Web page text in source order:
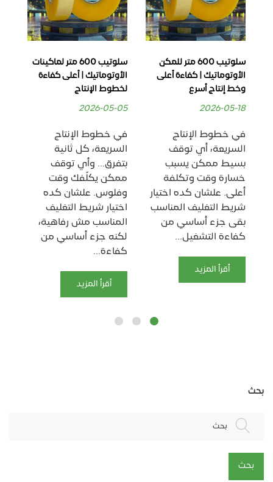
سلوتيب 600 متر للمكن
الأوتوماتيك | كفاءة أعلى
وخط إنتاج أسرع
2026-05-18
في خطوط الإنتاج
السريعة، أي توقف
بسيط ممكن يسبب
خسارة وقت وتكلفة
أعلى. علشان كده اختيار
شريط التغليف المناسب
بقى جزء أساسي من
كفاءة التشغيل...
أقرأ المزيد
سلوتيب 600 متر لماكينات
الأوتوماتيك | أعلى كفاءة
لخطوط الإنتاج
2026-05-05
في خطوط الإنتاج
السريعة، كل ثانية
بتفرق… وأي توقف
ممكن يكلّفك وقت
وفلوس. علشان كده
اختيار شريط التغليف
المناسب مش رفاهية،
لكنه جزء أساسي من
كفاءة...
أقرأ المزيد
بحث
بحث
بحث